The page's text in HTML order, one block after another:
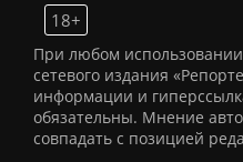
18+
При любом
сетевого издания
информации и
обязательны. Мнение
совпадать с позицией